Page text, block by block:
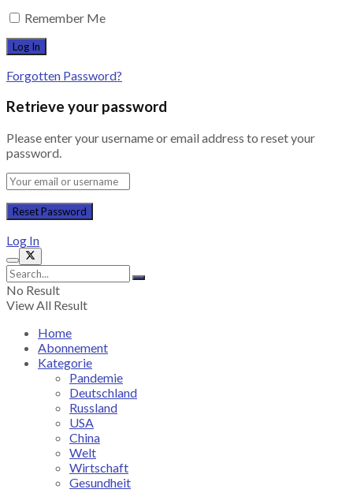
Remember Me
Forgotten Password?
Retrieve your password
Please enter your username or email address to reset your
password.
Log In
No Result
View All Result
Home
Abonnement
Kategorie
Pandemie
Deutschland
Russland
USA
China
Welt
Wirtschaft
Gesundheit